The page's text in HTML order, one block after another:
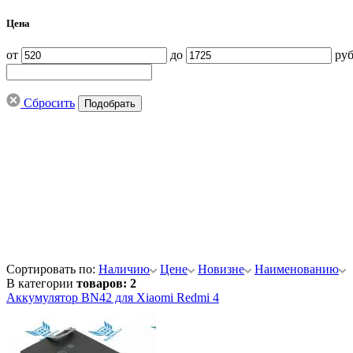
Цена
от до
Сбросить
Сортировать по: Наличию Цене Новизне
Наименованию
В категории товаров: 2
Аккумулятор BN42 для Xiaomi Redmi 4